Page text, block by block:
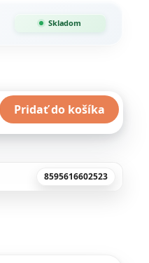
Skladom
Pridať do košíka
8595616602523